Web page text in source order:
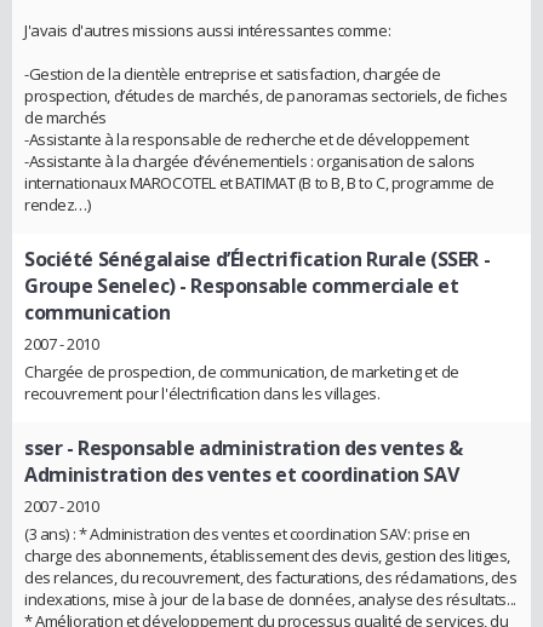
J'avais d'autres missions aussi intéressantes comme:
-Gestion de la clientèle entreprise et satisfaction, chargée de
prospection, d’études de marchés, de panoramas sectoriels, de fiches
de marchés
-Assistante à la responsable de recherche et de développement
-Assistante à la chargée d’événementiels : organisation de salons
internationaux MAROCOTEL et BATIMAT (B to B, B to C, programme de
rendez…)
Société Sénégalaise d’Électrification Rurale (SSER -
Groupe Senelec)- Responsable commerciale et
communication
2007 - 2010
Chargée de prospection, de communication, de marketing et de
recouvrement pour l'électrification dans les villages.
sser- Responsable administration des ventes &
Administration des ventes et coordination SAV
2007 - 2010
(3 ans) : * Administration des ventes et coordination SAV: prise en
charge des abonnements, établissement des devis, gestion des litiges,
des relances, du recouvrement, des facturations, des réclamations, des
indexations, mise à jour de la base de données, analyse des résultats...
* Amélioration et développement du processus qualité de services, du